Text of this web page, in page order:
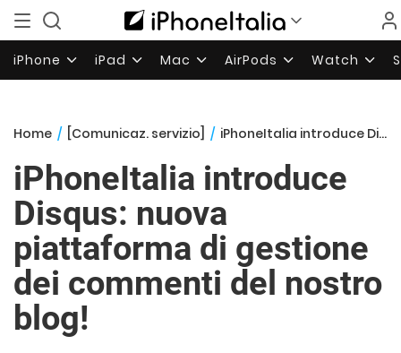
iPhone iPad Mac AirPods Watch
Home / [Comunicaz. servizio] / iPhoneItalia introduce Disqus: nuova piattaforma di gestione dei commenti del nostro blog!
iPhoneItalia introduce
Disqus: nuova
piattaforma di gestione
dei commenti del nostro
blog!